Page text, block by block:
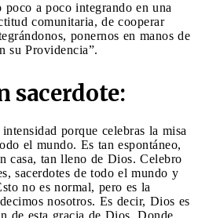
poco a poco integrando en una
comunitaria, de cooperar
ponernos en manos de
su Providencia”.
sacerdote:
porque celebras la misa
el mundo. Es tan espontáneo,
casa, tan lleno de Dios. Celebro
sacerdotes de todo el mundo y
no es normal, pero es la
nosotros. Es decir, Dios es
de esta gracia de Dios. Donde